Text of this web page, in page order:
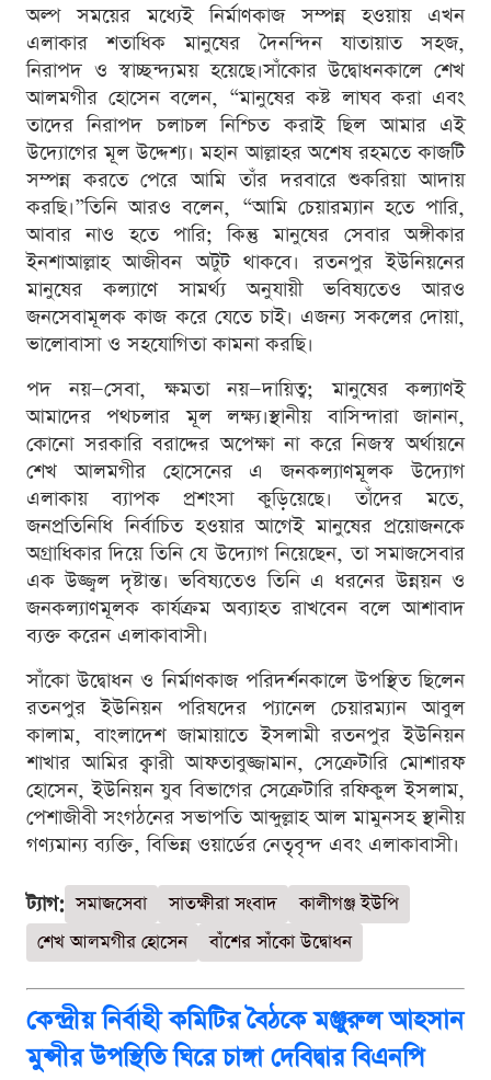
অল্প সময়ের মধ্যেই নির্মাণকাজ সম্পন্ন হওয়ায় এখন
এলাকার শতাধিক মানুষের দৈনন্দিন যাতায়াত সহজ,
নিরাপদ ও স্বাচ্ছন্দ্যময় হয়েছে।সাঁকোর উদ্বোধনকালে শেখ
আলমগীর হোসেন বলেন, “মানুষের কষ্ট লাঘব করা এবং
তাদের নিরাপদ চলাচল নিশ্চিত করাই ছিল আমার এই
উদ্যোগের মূল উদ্দেশ্য। মহান আল্লাহর অশেষ রহমতে কাজটি
সম্পন্ন করতে পেরে আমি তাঁর দরবারে শুকরিয়া আদায়
করছি।”তিনি আরও বলেন, “আমি চেয়ারম্যান হতে পারি,
আবার নাও হতে পারি; কিন্তু মানুষের সেবার অঙ্গীকার
ইনশাআল্লাহ আজীবন অটুট থাকবে। রতনপুর ইউনিয়নের
মানুষের কল্যাণে সামর্থ্য অনুযায়ী ভবিষ্যতেও আরও
জনসেবামূলক কাজ করে যেতে চাই। এজন্য সকলের দোয়া,
ভালোবাসা ও সহযোগিতা কামনা করছি।
পদ নয়—সেবা, ক্ষমতা নয়—দায়িত্ব; মানুষের কল্যাণই
আমাদের পথচলার মূল লক্ষ্য।স্থানীয় বাসিন্দারা জানান,
কোনো সরকারি বরাদ্দের অপেক্ষা না করে নিজস্ব অর্থায়নে
শেখ আলমগীর হোসেনের এ জনকল্যাণমূলক উদ্যোগ
এলাকায় ব্যাপক প্রশংসা কুড়িয়েছে। তাঁদের মতে,
জনপ্রতিনিধি নির্বাচিত হওয়ার আগেই মানুষের প্রয়োজনকে
অগ্রাধিকার দিয়ে তিনি যে উদ্যোগ নিয়েছেন, তা সমাজসেবার
এক উজ্জ্বল দৃষ্টান্ত। ভবিষ্যতেও তিনি এ ধরনের উন্নয়ন ও
জনকল্যাণমূলক কার্যক্রম অব্যাহত রাখবেন বলে আশাবাদ
ব্যক্ত করেন এলাকাবাসী।
সাঁকো উদ্বোধন ও নির্মাণকাজ পরিদর্শনকালে উপস্থিত ছিলেন
রতনপুর ইউনিয়ন পরিষদের প্যানেল চেয়ারম্যান আবুল
কালাম, বাংলাদেশ জামায়াতে ইসলামী রতনপুর ইউনিয়ন
শাখার আমির ক্বারী আফতাবুজ্জামান, সেক্রেটারি মোশারফ
হোসেন, ইউনিয়ন যুব বিভাগের সেক্রেটারি রফিকুল ইসলাম,
পেশাজীবী সংগঠনের সভাপতি আব্দুল্লাহ আল মামুনসহ স্থানীয়
গণ্যমান্য ব্যক্তি, বিভিন্ন ওয়ার্ডের নেতৃবৃন্দ এবং এলাকাবাসী।
ট্যাগ: সমাজসেবা সাতক্ষীরা সংবাদ
কালীগঞ্জ ইউপি
শেখ আলমগীর হোসেন
বাঁশের সাঁকো উদ্বোধন
কেন্দ্রীয় নির্বাহী কমিটির বৈঠকে মঞ্জুরুল আহসান
মুন্সীর উপস্থিতি ঘিরে চাঙ্গা দেবিদ্বার বিএনপি